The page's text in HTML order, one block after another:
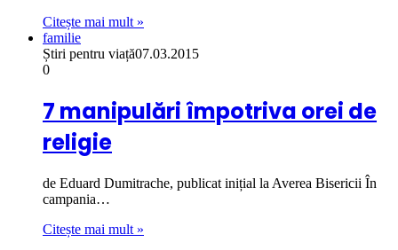
Citește mai mult »
familie
Știri pentru viață07.03.2015
0
7 manipulări împotriva orei de
religie
de Eduard Dumitrache, publicat inițial la Averea Bisericii În
campania…
Citește mai mult »